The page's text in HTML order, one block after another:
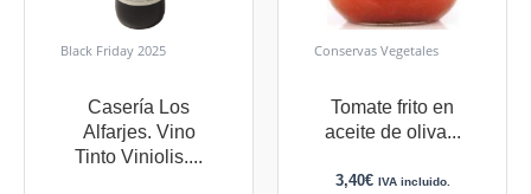
Black Friday 2025
Casería Los
Alfarjes. Vino
Tinto Viniolis....
Conservas Vegetales
Tomate frito en
aceite de oliva...
3,40€ IVA incluido.